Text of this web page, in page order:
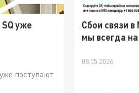
уже
поступают
Сбои связи
мы всегда на
08.05.2026